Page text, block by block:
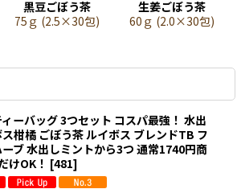
黒豆ごぼう茶
75ｇ (2.5×30包)
生姜ごぼう茶
60ｇ (2.0×30包)
ーバッグ 3つセット コスパ最強！ 水出
ス柑橘 ごぼう茶 ルイボス ブレンドTB フ
ブ 水出しミントから3つ 通常1740円商
けOK！ [481]